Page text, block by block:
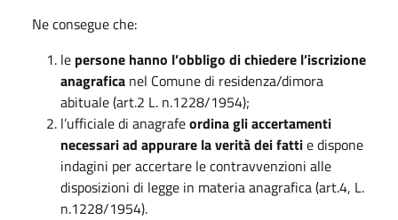
Ne consegue che:
le persone hanno l’obbligo di chiedere l’iscrizione
anagrafica nel Comune di residenza/dimora
abituale (art.2 L. n.1228/1954);
l’ufficiale di anagrafeordina gli accertamenti
necessari ad appurare la verità dei fattie dispone
indagini per accertare le contravvenzioni alle
disposizioni di legge in materia anagrafica (art.4, L.
n.1228/1954).